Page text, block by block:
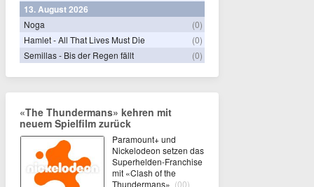
13. August 2026
Noga
(0)
Hamlet - All That Lives Must Die
(0)
Semillas - Bis der Regen fällt
(0)
«The Thundermans» kehren mit
neuem Spielfilm zurück
Paramount+ und
Nickelodeon setzen das
Superhelden-Franchise
mit «Clash of the
Thundermans» (00)